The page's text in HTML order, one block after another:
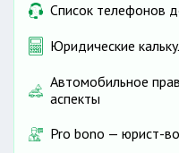
Список телефонов
Юридические
Автомобильное
аспекты
Pro bono — юрист-